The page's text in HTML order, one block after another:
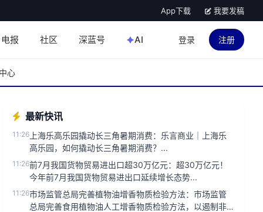
App下载 我要发稿
电报 社区 深蓝号 AI 登录 注册
心
最新快讯
11:26 上海乐高乐园撬动长三角暑期消费：乐言商业｜上海乐
高乐园，如何撬动长三角暑期消费？...
11:26前7月我国货物贸易进出口超30万亿元：超30万亿元！
今年前7月我国货物贸易进出口延续增长态势...
11:26市场监管总局完善植物油增香物质检验方法：市场监管
总局完善食用植物油人工增香物质检验方法，以遏制非